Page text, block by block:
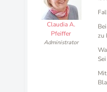
Claudia A.
Pfeiffer
Administrator
zu